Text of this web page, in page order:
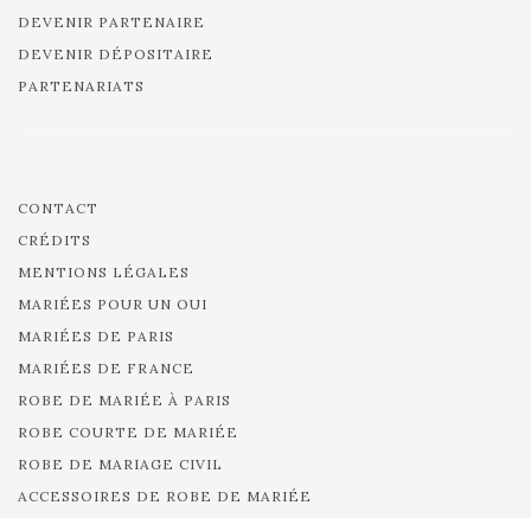
DEVENIR PARTENAIRE
DEVENIR DÉPOSITAIRE
PARTENARIATS
CONTACT
CRÉDITS
MENTIONS LÉGALES
MARIÉES POUR UN OUI
MARIÉES DE PARIS
MARIÉES DE FRANCE
ROBE DE MARIÉE À PARIS
ROBE COURTE DE MARIÉE
ROBE DE MARIAGE CIVIL
ACCESSOIRES DE ROBE DE MARIÉE